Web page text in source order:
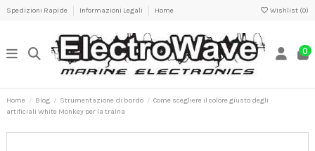
Spedizioni Rapide Informazioni Legali Home Wishlist (0)
0
Home Blog Strumentazione di bordo
Come scegliere il colore giusto degli
artificiali White Monkey per la traina